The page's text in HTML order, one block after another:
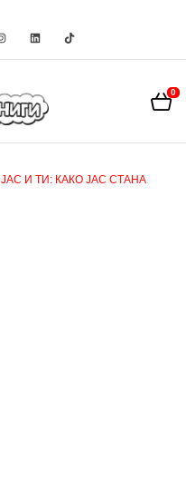
0
ЈАС И ТИ: КАКО ЈАС СТАНА